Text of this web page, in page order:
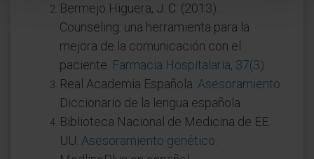
Bermejo Higuera, J. C. (2013).
Counseling: una herramienta para la
mejora de la comunicación con el
paciente. Farmacia Hospitalaria, 37(3)
Real Academia Española. Asesoramiento
Diccionario de la lengua española.
Biblioteca Nacional de Medicina de EE.
UU. Asesoramiento genético